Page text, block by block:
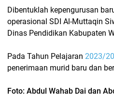
Dibentuklah kepengurusan
operasional SDI Al-Muttaqin
Dinas Pendidikan Kabupaten
Pada Tahun Pelajaran 2023/
penerimaan murid baru dan
Foto: Abdul Wahab Dai dan